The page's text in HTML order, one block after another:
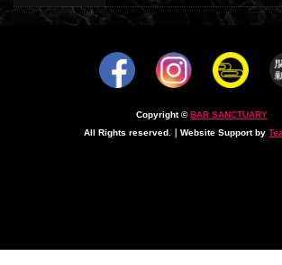
Copyright ©BAR SANCTUARY
All Rights reserved.｜Website Support by